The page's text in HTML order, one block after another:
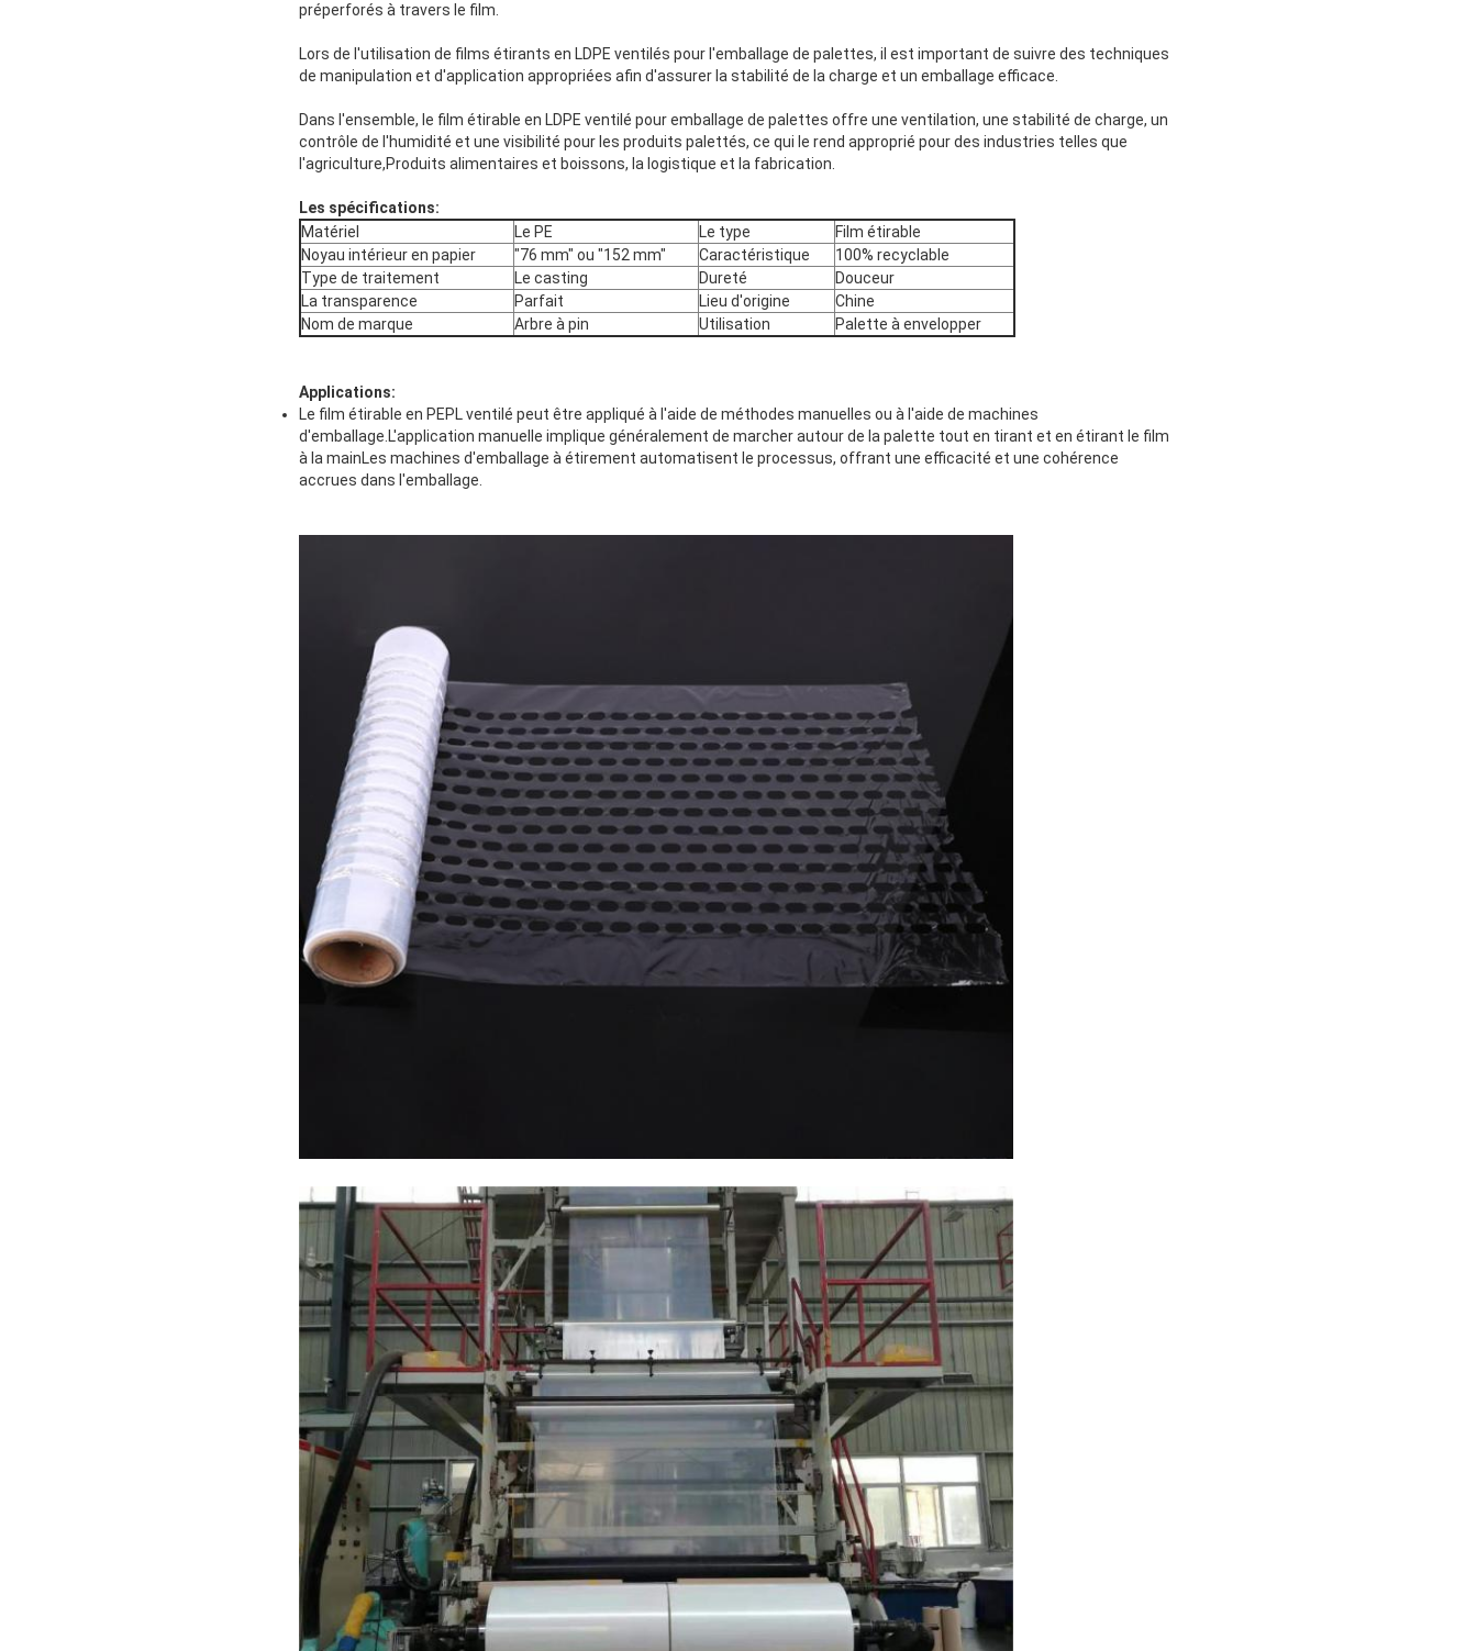
préperforés à travers le film.
Lors de l'utilisation de films étirants en LDPE ventilés pour l'emballage de palettes, il est important de suivre des techniques
de manipulation et d'application appropriées afin d'assurer la stabilité de la charge et un emballage efficace.
Dans l'ensemble, le film étirable en LDPE ventilé pour emballage de palettes offre une ventilation, une stabilité de charge, un
contrôle de l'humidité et une visibilité pour les produits palettés, ce qui le rend approprié pour des industries telles que
l'agriculture,Produits alimentaires et boissons, la logistique et la fabrication.
Les spécifications:
Matériel
Le PE Le type
Film étirable
Noyau intérieur en papier
"76 mm" ou "152 mm" Caractéristique
100% recyclable
Type de traitement
Le casting Dureté
Douceur
La transparence
Parfait Lieu d'origine
Chine
Nom de marque
Arbre à pin Utilisation Palette à envelopper
Applications:
Le film étirable en PEPL ventilé peut être appliqué à l'aide de méthodes manuelles ou à l'aide de machines
d'emballage.L'application manuelle implique généralement de marcher autour de la palette tout en tirant et en étirant le film
à la mainLes machines d'emballage à étirement automatisent le processus, offrant une efficacité et une cohérence
accrues dans l'emballage.